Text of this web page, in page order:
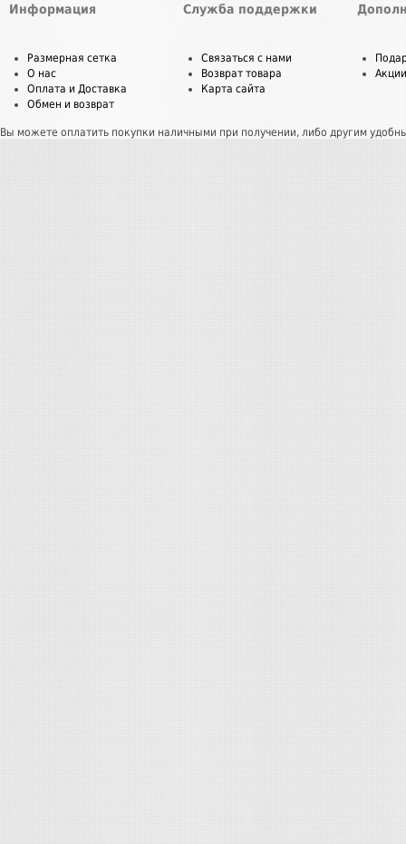
Информация
Размерная сетка
О нас
Оплата и Доставка
Обмен и возврат
Служба поддержки
Связаться с нами
Возврат товара
Карта сайта
Акции
Вы можете оплатить покупки наличными при получении, либо другим